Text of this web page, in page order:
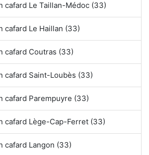
cafard Le Taillan-Médoc (33)
cafard Le Haillan (33)
cafard Coutras (33)
cafard Saint-Loubès (33)
cafard Parempuyre (33)
cafard Lège-Cap-Ferret (33)
cafard Langon (33)